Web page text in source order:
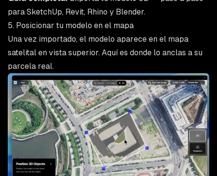
para SketchUp, Revit, Rhino y Blender.
5. Posicionar tu modelo en el mapa
Una vez importado, el modelo aparece en el mapa
satelital en vista superior. Aquí es donde lo anclas a su
parcela real.